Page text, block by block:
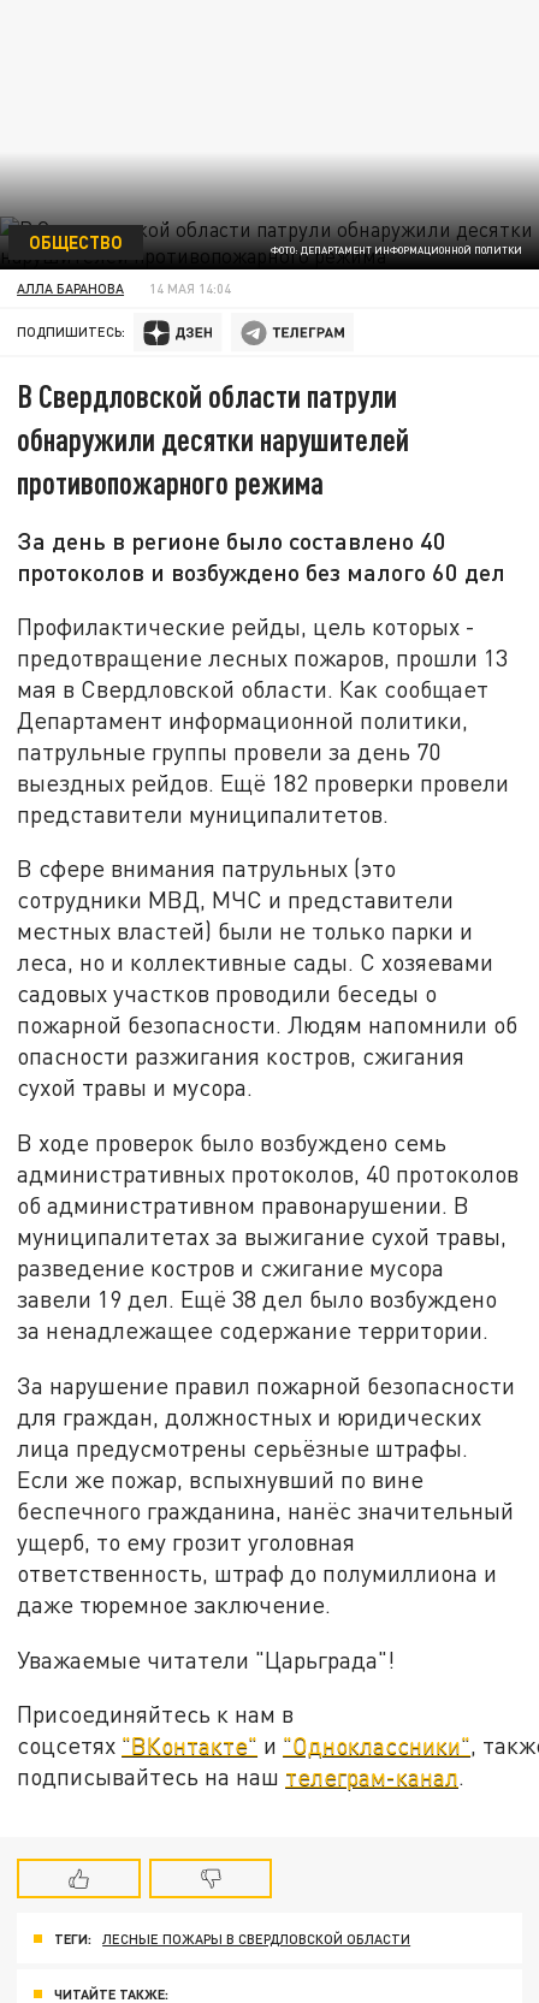
ФОТО: ДЕПАРТАМЕНТ ИНФОРМАЦИОННОЙ ПОЛИТКИ
ОБЩЕСТВО
АЛЛА БАРАНОВА 14 МАЯ 14:04
ПОДПИШИТЕСЬ:
В Свердловской области патрули
обнаружили десятки нарушителей
противопожарного режима
За день в регионе было составлено 40
протоколов и возбуждено без малого 60 дел
Профилактические рейды, цель которых -
предотвращение лесных пожаров, прошли 13
мая в Свердловской области. Как сообщает
Департамент информационной политики,
патрульные группы провели за день 70
выездных рейдов. Ещё 182 проверки провели
представители муниципалитетов.
В сфере внимания патрульных (это
сотрудники МВД, МЧС и представители
местных властей) были не только парки и
леса, но и коллективные сады. С хозяевами
садовых участков проводили беседы о
пожарной безопасности. Людям напомнили об
опасности разжигания костров, сжигания
сухой травы и мусора.
В ходе проверок было возбуждено семь
административных протоколов, 40 протоколов
об административном правонарушении. В
муниципалитетах за выжигание сухой травы,
разведение костров и сжигание мусора
завели 19 дел. Ещё 38 дел было возбуждено
за ненадлежащее содержание территории.
За нарушение правил пожарной безопасности
для граждан, должностных и юридических
лица предусмотрены серьёзные штрафы.
Если же пожар, вспыхнувший по вине
беспечного гражданина, нанёс значительный
ущерб, то ему грозит уголовная
ответственность, штраф до полумиллиона и
даже тюремное заключение.
Уважаемые читатели "Царьграда"!
Присоединяйтесь к нам в
соцсетях "ВКонтакте" и "Одноклассники",
подписывайтесь на наш телеграм-канал.
ТЕГИ: ЛЕСНЫЕ ПОЖАРЫ В СВЕРДЛОВСКОЙ ОБЛАСТИ
ЧИТАЙТЕ ТАКЖЕ: